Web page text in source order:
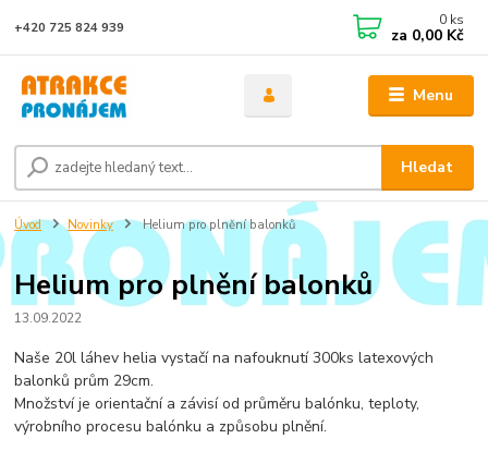
Menu
Hledat
+420 725 824 939 0 ks
za 0,00 Kč
Úvod Novinky Helium pro plnění balonků
Helium pro plnění balonků
13.09.2022
Naše 20l láhev helia vystačí na nafouknutí 300ks latexových
balonků prům 29cm.
Množství je orientační a závisí od průměru balónku, teploty,
výrobního procesu balónku a způsobu plnění.